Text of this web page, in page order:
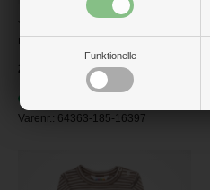
Funktionelle
Joha, Body w/l sleeves, Blå
mel.
229,95
Varenr.: 64363-185-16397